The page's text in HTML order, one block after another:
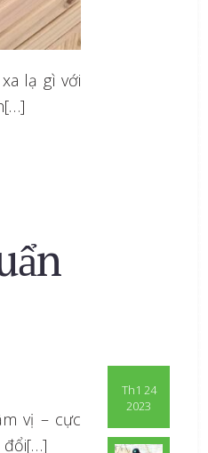
lạ gì với
Th1 24
2023
vị – cực
đổi[…]